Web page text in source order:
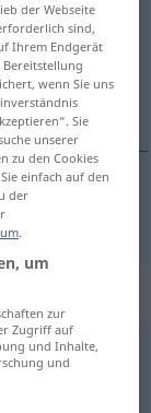
,tratschen
der Webseite
sind,
Ihrem Endgerät
wenn Sie uns
Sie
unserer
zu den Cookies
einfach auf den
der
.
um
zur
Zugriff auf
und Inhalte,
und